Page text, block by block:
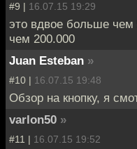
#9 | 16.07.15 19:29
это вдвое больше
чем 200.000
Juan Esteban »
#10 | 16.07.15 19:48
Обзор на кнопку, я
varlon50 »
#11 | 16.07.15 19:52